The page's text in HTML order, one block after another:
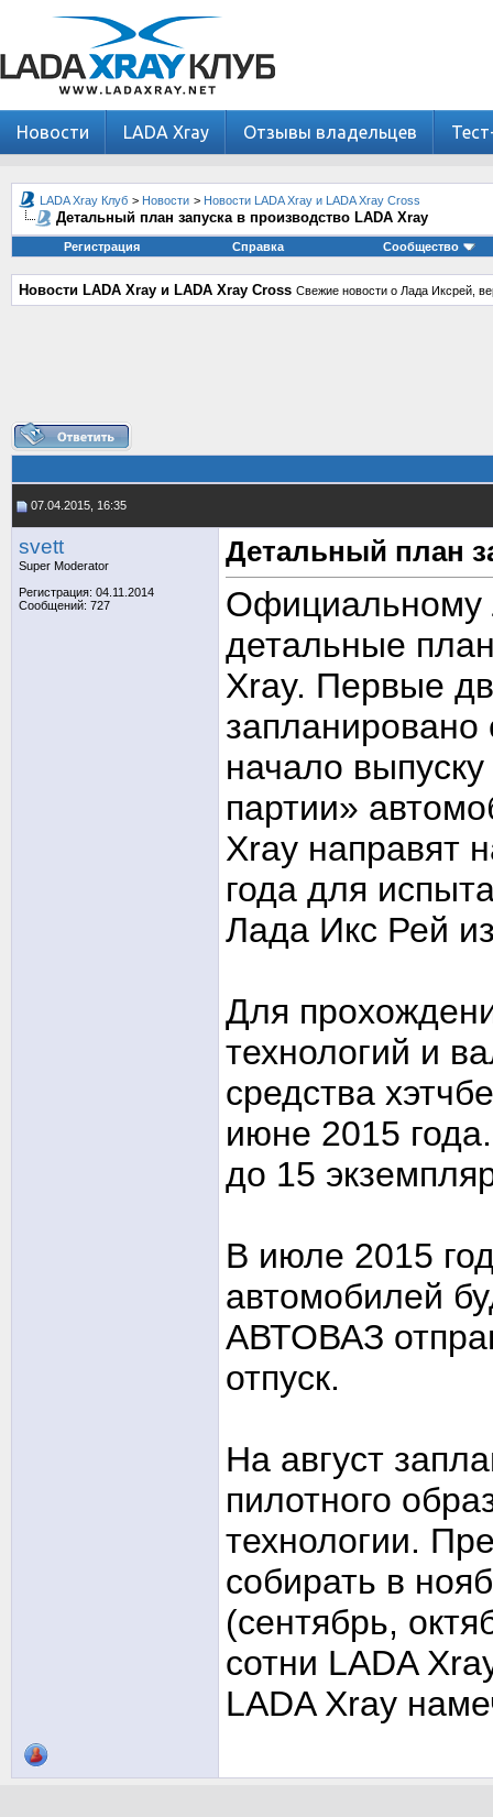
Новости LADA Xray Отзывы владельцев
LADA Xray Клуб > Новости > Новости LADA Xray и LADA Xray Cross
Детальный план запуска в производство LADA Xray
Регистрация Справка Сообщество
Новости LADA Xray и LADA Xray Cross Свежие новости о Лада Иксрей,
07.04.2015, 16:35
svett
Super Moderator
Регистрация: 04.11.2014
Сообщений: 727
Детальный план
Официальному
детальные
Xray. Первые
начало
партии»
Xray направят
года для
Лада Икс Рей
Для
технологий и
средства
июне 2015
до 15
В июле 2015
автомобилей
АВТОВАЗ
отпуск.
На август
пилотного
технологии.
собирать в
(сентябрь,
сотни LADA
LADA Xray